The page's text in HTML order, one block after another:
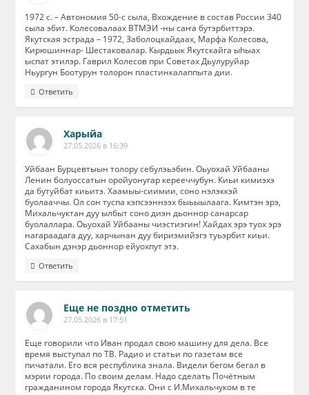
1972 с. – Автономия 50-с сыла, Вхождение в состав России 340
сыла эбит. Колесовалаах ВТМЭИ -ны саҥа бутэрбиттэрэ.
Якутская эстрада – 1972, Заболоцкайдаах, Марфа Колесова,
Кирюшиннар- Шестаковалар. Кырдьык Якутскайга ыhыах
ыспат этилэр. Гаврил Колесов при Советах Дьулуруйар
Ньургун Боотурун толорон пластинкалаппыта дии.
Ответить
Харыйа
27.05.2026 в 16:39
Уйбаан Бурцевтыын толору себулэьэбин. Оьуохай Уйбааны
Ленин болуоссатын оройуонугар керееччубун. Киьи кимиэхэ
да бутуйбат киьитэ. Хаамыы-сиимии, соно нэлэккэй
буолааччы. Ол сон туспа кэпсээннээх быьыылаага. Кимтэн эрэ,
Михальчуктан дуу ылбыт соно диэн дьоннор санарсар
буолаллара. Оьуохай Уйбааны чиэстиэгин! Хайдах эрэ туох эрэ
нагараадага дуу, харчынан дуу бириэмийэгэ туьэрбит киьи.
Сахабын дэнэр дьоннор ейуохпут этэ.
Ответить
Еще не поздно отметить
27.05.2026 в 17:51
Еще говорили что Иван продал свою машину для дела. Все
время выступал по ТВ. Радио и статьи по газетам все
пичатали. Его вся республика знала. Видели бегом бегал в
мэрии города. По своим делам. Надо сделать Почётным
гражданином города Якутска. Они с И.Михальчуком в те